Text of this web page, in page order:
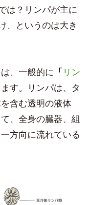
は？リンパが主に
、というのは大き
は、一般的に 「 リン
す。リンパは、タ
含む透明の液体
、全身の臓器、組
方向に流れている